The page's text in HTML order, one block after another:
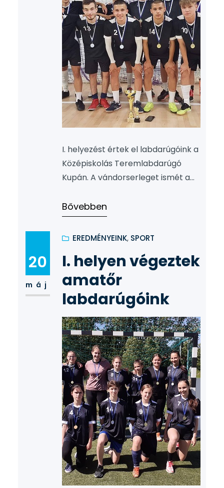
I. helyezést értek el labdarúgóink a
Középiskolás Teremlabdarúgó
Kupán. A vándorserleget ismét a
csapat tagjai: A torna legjobb
játékosa: Mágocsi Bence Kísérő:
Döge Sándor testnevelő
Bővebben
20
máj
EREDMÉNYEINK, SPORT
I. helyen végeztek
amatőr
labdarúgóink